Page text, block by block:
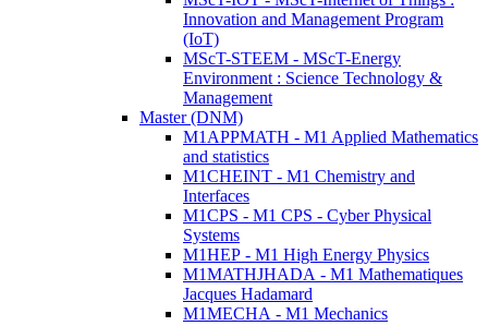
Innovation and Management Program
(IoT)
MScT-STEEM - MScT-Energy
Environment : Science Technology &
Management
Master (DNM)
M1APPMATH - M1 Applied Mathematics
and statistics
M1CHEINT - M1 Chemistry and
Interfaces
M1CPS - M1 CPS - Cyber Physical
Systems
M1HEP - M1 High Energy Physics
M1MATHJHADA - M1 Mathematiques
Jacques Hadamard
M1MECHA - M1 Mechanics